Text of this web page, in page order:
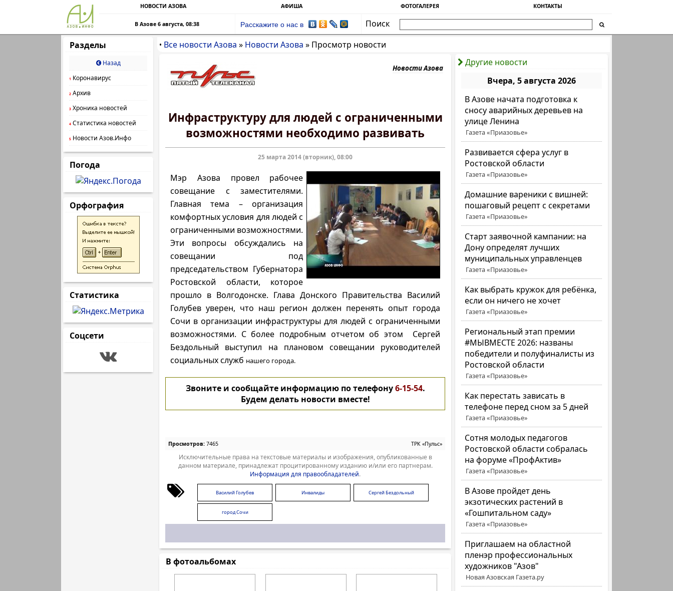
НОВОСТИ АЗОВА АФИША ФОТОГАЛЕРЕЯ КОНТАКТЫ
В Азове 6 августа, 08:38 Расскажите о нас в
Поиск
Разделы
Назад
1 Коронавирус
2 Архив
3 Хроника новостей
4 Статистика новостей
5 Новости Азов.Инфо
Погода
Орфография
Статистика
Соцсети
• Все новости Азова » Новости Азова » Просмотр новости
Другие новости
Вчера, 5 августа 2026
В Азове начата подготовка к
сносу аварийных деревьев на
улице Ленина
Газета «Приазовье»
Развивается сфера услуг в
Ростовской области
Газета «Приазовье»
Домашние вареники с вишней:
пошаговый рецепт с секретами
Газета «Приазовье»
Старт заявочной кампании: на
Дону определят лучших
муниципальных управленцев
Газета «Приазовье»
Как выбрать кружок для ребёнка,
если он ничего не хочет
Газета «Приазовье»
Региональный этап премии
#МЫВМЕСТЕ 2026: названы
победители и полуфиналисты из
Ростовской области
Газета «Приазовье»
Как перестать зависать в
телефоне перед сном за 5 дней
Газета «Приазовье»
Сотня молодых педагогов
Ростовской области собралась
на форуме «ПрофАктив»
Газета «Приазовье»
В Азове пройдет день
экзотических растений в
«Гошпитальном саду»
Газета «Приазовье»
Приглашаем на областной
пленэр профессиональных
художников "Азов"
Новая Азовская Газета.ру
Новости Азова
Инфраструктуру для людей с ограниченными
возможностями необходимо развивать
25 марта 2014 (вторник), 08:00
Мэр Азова провел рабочее
совещание с заместителями.
Главная тема – организация
комфортных условия для людей с
ограниченными возможностями.
Эти вопросы обсуждались на
совещании под
председательством Губернатора
Ростовской области, которое
прошло в Волгодонске. Глава Донского Правительства Василий
Голубев уверен, что наш регион должен перенять опыт города
Сочи в организации инфраструктуры для людей с ограниченными
возможностями. С более подробным отчетом об этом Сергей
Бездольный выступил на плановом совещании руководителей
социальных служб нашего города.
Звоните и сообщайте информацию по телефону6-15-54.
Будем делать новости вместе!
Просмотров: 7465 ТРК «Пульс»
Исключительные права на текстовые материалы и изображения, опубликованные в
данном материале, принадлежат процитированному изданию и/или его партнерам.
Информация для правообладателей.
Василий Голубев Инвалиды Сергей Бездольный
город Сочи
В фотоальбомах